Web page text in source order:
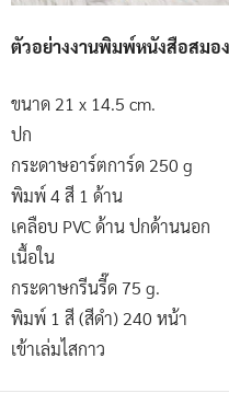
ตัวอย่างงานพิมพ์หนังสือสมอ
ขนาด 21 x 14.5 cm.
ปก
กระดาษอาร์ตการ์ด 250 g
พิมพ์ 4 สี 1 ด้าน
เคลือบ PVC ด้าน ปกด้านนอก
เนื้อใน
กระดาษกรีนรี๊ด 75 g.
พิมพ์ 1 สี (สีดำ) 240 หน้า
เข้าเล่มไสกาว